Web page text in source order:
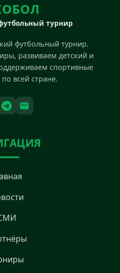
турнир
футбольный турнир.
развиваем детский и
спортивные
всей стране.